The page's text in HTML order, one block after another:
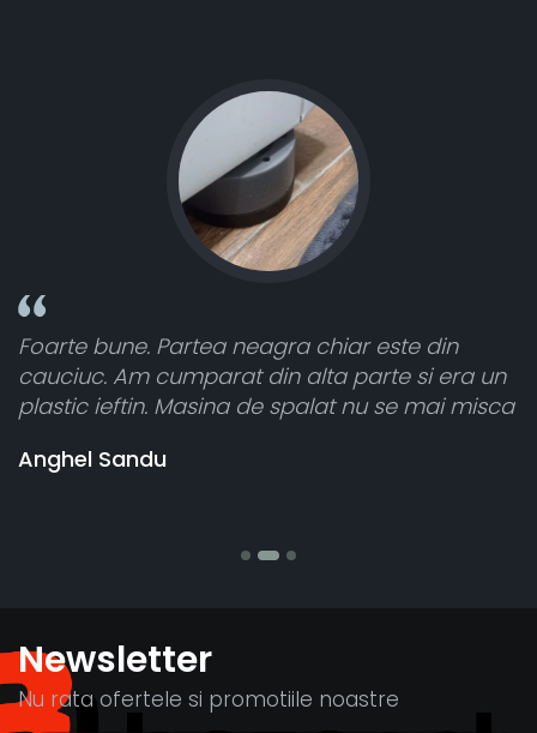
Partea neagra chiar este din
cumparat din alta parte si era un
Masina de spalat nu se mai misca
Toate sunt
atât de
cele 8
Newsletter
Nu rata ofertele si promotiile noastre